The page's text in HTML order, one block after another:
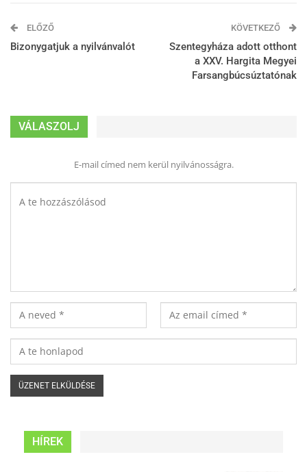
ELŐZŐ
Bizonygatjuk a nyilvánvalót
KÖVETKEZŐ
Szentegyháza adott otthont
a XXV. Hargita Megyei
Farsangbúcsúztatónak
VÁLASZOLJ
E-mail címed nem kerül nyilvánosságra.
HÍREK